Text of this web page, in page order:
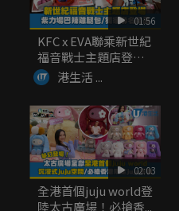
01:56
KFC x EVA聯乘新世紀
福音戰士主題店登
場！...
港生活 ...
02:03
全港首個juju world登
陸太古廣場！必搶香...